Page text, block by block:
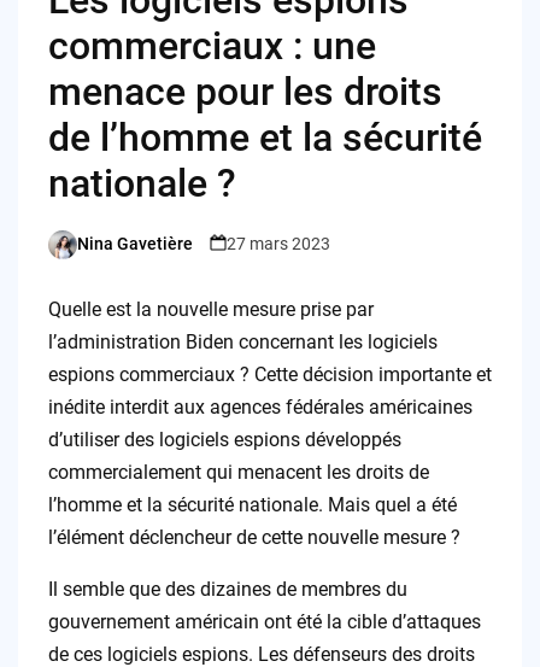
commerciaux : une
menace pour les droits
de l’homme et la sécurité
nationale ?
Posted
Nina Gavetière 27 mars 2023
Quelle est la nouvelle mesure prise par
l’administration Biden concernant les logiciels
espions commerciaux ? Cette décision importante et
inédite interdit aux agences fédérales américaines
d’utiliser des logiciels espions développés
commercialement qui menacent les droits de
l’homme et la sécurité nationale. Mais quel a été
l’élément déclencheur de cette nouvelle mesure ?
Il semble que des dizaines de membres du
gouvernement américain ont été la cible d’attaques
de ces logiciels espions. Les défenseurs des droits